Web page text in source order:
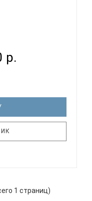
р.
Тремоло губная
1 страниц)